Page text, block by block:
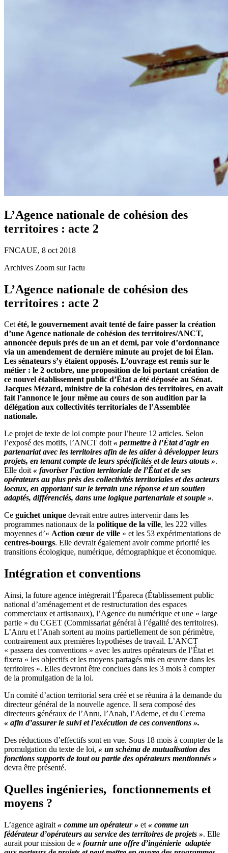
L’Agence nationale de cohésion des
territoires : acte 2
FNCAUE, 8 oct 2018
Archives Zoom sur l'actu
L’Agence nationale de cohésion des
territoires : acte 2
Cetété, le gouvernement avait tenté de faire passer la création
d’une Agence nationale de cohésion des territoires/ANCT,
annoncée depuis près de un an et demi, par voie d’ordonnance
via un amendement de dernière minute au projet de loi Élan.
Les sénateurs s’y étaient opposés. L’ouvrage est remis sur le
métier : le 2 octobre, une proposition de loi portant création de
ce nouvel établissement public d’État a été déposée au Sénat.
Jacques Mézard, ministre de la cohésion des territoires, en avait
fait l’annonce le jour même au cours de son audition par la
délégation aux collectivités territoriales de l’Assemblée
nationale.
Le projet de texte de loi compte pour l’heure 12 articles. Selon
l’exposé des motifs, l’ANCT doit« permettre à l’État d’agir en
partenariat avec les territoires afin de les aider à développer leurs
projets, en tenant compte de leurs spécificités et de leurs atouts ».
Elle doit« favoriser l’action territoriale de l’État et de ses
opérateurs au plus près des collectivités territoriales et des acteurs
locaux, en apportant sur le terrain une réponse et un soutien
adaptés, différenciés, dans une logique partenariale et souple ».
Ce guichet unique devrait entre autres intervenir dans les
programmes nationaux de la politique de la ville, les 222 villes
moyennes d’« Action cœur de ville » et les 53 expérimentations de
centres-bourgs. Elle devrait également avoir comme priorité les
transitions écologique, numérique, démographique et économique.
Intégration et conventions
Ainsi, la future agence intègrerait l’Épareca (Établissement public
national d’aménagement et de restructuration des espaces
commerciaux et artisanaux), l’Agence du numérique et une « large
partie » du CGET (Commissariat général à l’égalité des territoires).
L’Anru et l’Anah sortent au moins partiellement de son périmètre,
contrairement aux premières hypothèses de travail. L’ANCT
« passera des conventions » avec les autres opérateurs de l’État et
fixera « les objectifs et les moyens partagés mis en œuvre dans les
territoires ». Elles devront être conclues dans les 3 mois à compter
de la promulgation de la loi.
Un comité d’action territorial sera créé et se réunira à la demande du
directeur général de la nouvelle agence. Il sera composé des
directeurs généraux de l’Anru, l’Anah, l’Ademe, et du Cerema
« afin d’assurer le suivi et l’exécution de ces conventions ».
Des réductions d’effectifs sont en vue. Sous 18 mois à compter de la
promulgation du texte de loi, « un schéma de mutualisation des
fonctions supports de tout ou partie des opérateurs mentionnés »
devra être présenté.
Quelles ingénieries, fonctionnements et
moyens ?
L’agence agirait « comme un opérateur » et « comme un
fédérateur d’opérateurs au service des territoires de projets ». Elle
aurait pour mission de « fournir une offre d’ingénierie adaptée